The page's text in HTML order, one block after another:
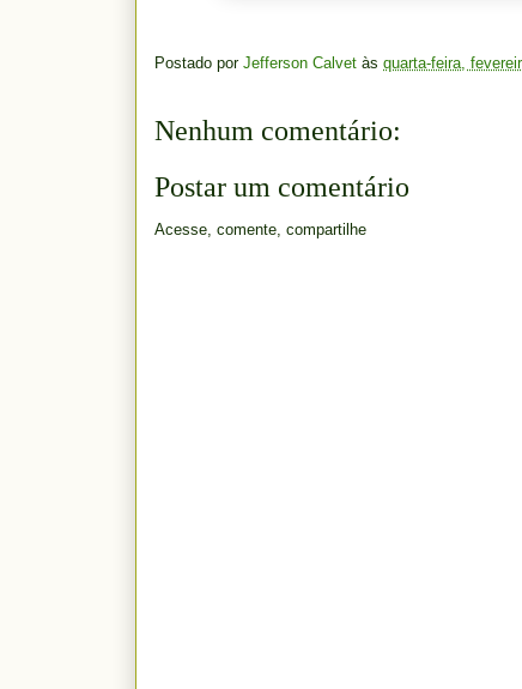
Postado por Jefferson Calvet às quarta-feira,
Nenhum comentário:
Postar um comentário
Acesse, comente, compartilhe